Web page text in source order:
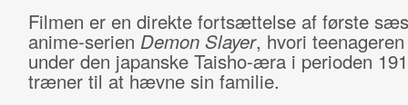
Filmen er en direkte fortsættelse af første
anime-serien Demon Slayer, hvori
under den japanske Taisho-æra i perioden
træner til at hævne sin familie.